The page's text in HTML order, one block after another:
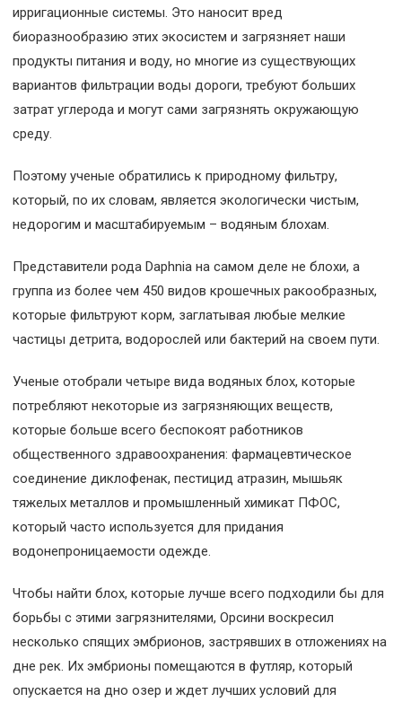
ирригационные системы. Это наносит вред
биоразнообразию этих экосистем и загрязняет наши
продукты питания и воду, но многие из существующих
вариантов фильтрации воды дороги, требуют больших
затрат углерода и могут сами загрязнять окружающую
среду.
Поэтому ученые обратились к природному фильтру,
который, по их словам, является экологически чистым,
недорогим и масштабируемым – водяным блохам.
Представители рода Daphnia на самом деле не блохи, а
группа из более чем 450 видов крошечных ракообразных,
которые фильтруют корм, заглатывая любые мелкие
частицы детрита, водорослей или бактерий на своем пути.
Ученые отобрали четыре вида водяных блох, которые
потребляют некоторые из загрязняющих веществ,
которые больше всего беспокоят работников
общественного здравоохранения: фармацевтическое
соединение диклофенак, пестицид атразин, мышьяк
тяжелых металлов и промышленный химикат ПФОС,
который часто используется для придания
водонепроницаемости одежде.
Чтобы найти блох, которые лучше всего подходили бы для
борьбы с этими загрязнителями, Орсини воскресил
несколько спящих эмбрионов, застрявших в отложениях на
дне рек. Их эмбрионы помещаются в футляр, который
опускается на дно озер и ждет лучших условий для